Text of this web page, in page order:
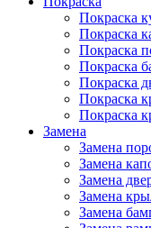
Покраска
Покраска
Покраска
Покраска
Покраска
Покраска
Покраска
Замена
Замена
Замена
Замена
Замена
Замена